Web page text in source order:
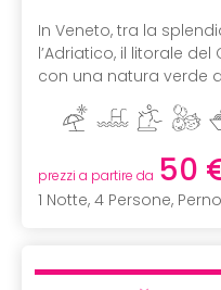
In Veneto, tra la
l’Adriatico, il litorale
con una natura verde
prezzi a partire da 50
1 Notte, 4 Persone,